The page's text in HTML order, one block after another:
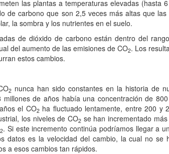
las plantas a temperaturas elevadas (hasta
de carbono que son 2,5 veces más altas que
la sombra y los nutrientes en el suelo.
de dióxido de carbono están dentro del
del aumento de las emisiones de CO2. Los
estos cambios.
2nunca han sido constantes en la historia de
de años había una concentración de
el CO2ha fluctuado lentamente, entre 200 y
los niveles de CO2se han incrementado
2. Si este incremento continúa podríamos llegar a
datos es la velocidad del cambio, la cual no
a esos cambios tan rápidos.